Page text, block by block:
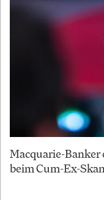
Macquarie-
beim Cum-Ex-